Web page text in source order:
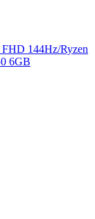
144Hz/Ryzen
6GB